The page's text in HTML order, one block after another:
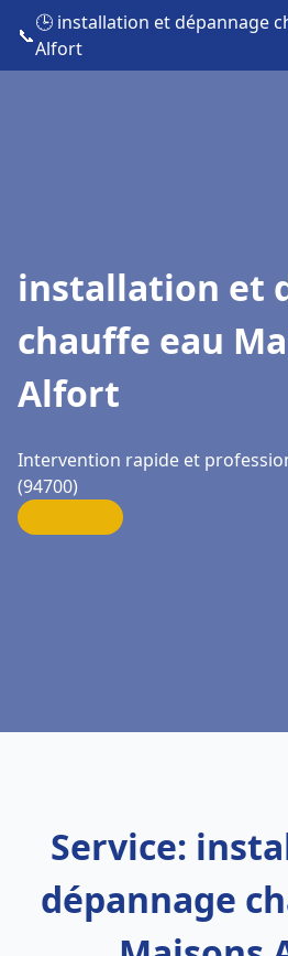
📞
🕒 installation et dépannage
Alfort
installation et
chauffe eau
Alfort
Intervention rapide et
(94700)
Service:
dépannage